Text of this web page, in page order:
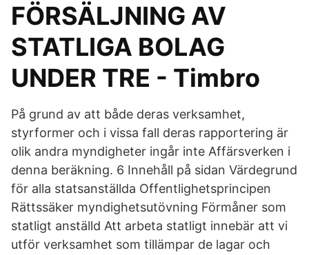
FÖRSÄLJNING AV
STATLIGA BOLAG
UNDER TRE - Timbro
På grund av att både deras verksamhet,
styrformer och i vissa fall deras rapportering är
olik andra myndigheter ingår inte Affärsverken i
denna beräkning. 6 Innehåll på sidan Värdegrund
för alla statsanställda Offentlighetsprincipen
Rättssäker myndighetsutövning Förmåner som
statligt anställd Att arbeta statligt innebär att vi
utför verksamhet som tillämpar de lagar och